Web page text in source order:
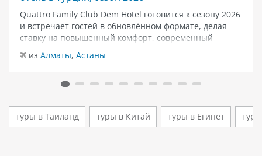
Quattro Family Club Dem Hotel готовится к сезону 2026
и встречает гостей в обновлённом формате, делая
ставку на повышенный комфорт, современный
дизайн и атмосферу спокойного семейного отдыха у
моря. Отель остаётся популярным выбором для тех,
кто ищет семейный отель в…
из Алматы, Астаны
туры в Таиланд туры в Китай туры в Египет